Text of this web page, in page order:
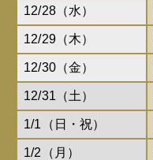
12/28（水）
12/29（木）
12/30（金）
12/31（土）
1/1（日・祝）
1/2（月）